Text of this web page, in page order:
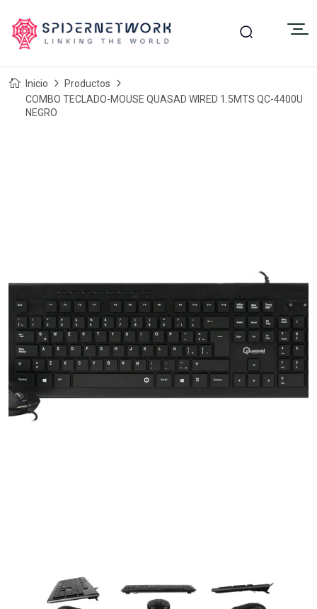
Inicio
Productos
COMBO TECLADO-MOUSE QUASAD WIRED 1.5MTS QC-4400U
NEGRO